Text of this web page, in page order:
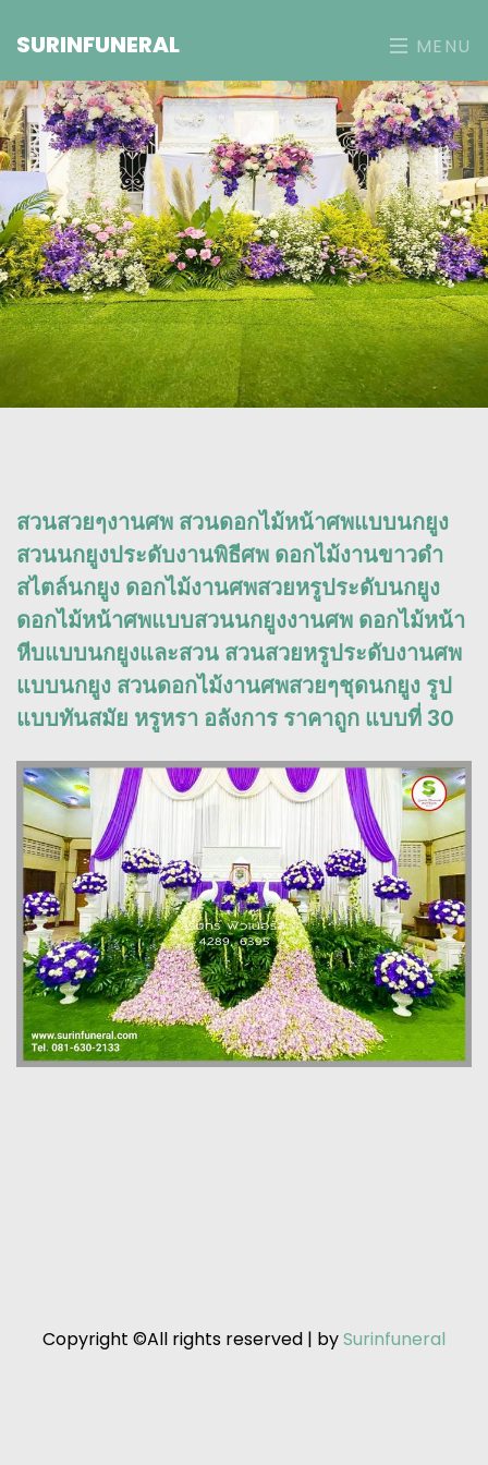
SURINFUNERAL MENU
สวนสวยๆงานศพ สวนดอกไม้หน้าศพแบบนกยูง
สวนนกยูงประดับงานพิธีศพ ดอกไม้งานขาวดำ
สไตล์นกยูง ดอกไม้งานศพสวยหรูประดับนกยูง
ดอกไม้หน้าศพแบบสวนนกยูงงานศพ ดอกไม้หน้า
หีบแบบนกยูงและสวน สวนสวยหรูประดับงานศพ
แบบนกยูง สวนดอกไม้งานศพสวยๆชุดนกยูง รูป
แบบทันสมัย หรูหรา อลังการ ราคาถูก แบบที่ 30
Copyright ©All rights reserved | bySurinfuneral